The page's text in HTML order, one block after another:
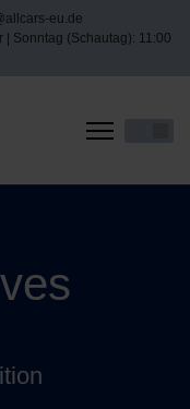
eu.de
| Sonntag (Schautag): 11:00